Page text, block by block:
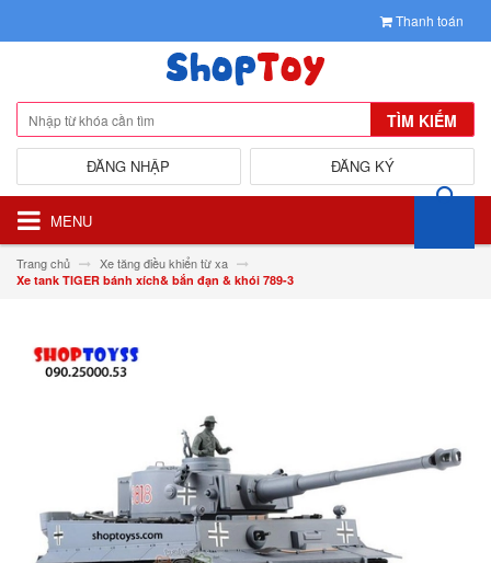
Thanh toán
TÌM KIẾM
ĐĂNG KÝ
ĐĂNG NHẬP
MENU
Trang chủ Xe tăng điều khiển từ xa
Xe tank TIGER bánh xích& bắn đạn & khói 789-3